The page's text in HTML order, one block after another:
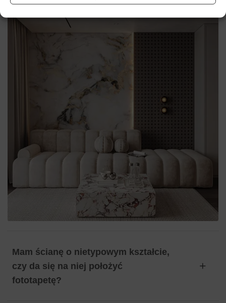
Mam ścianę o nietypowym kształcie,
czy da się na niej położyć
fototapetę?